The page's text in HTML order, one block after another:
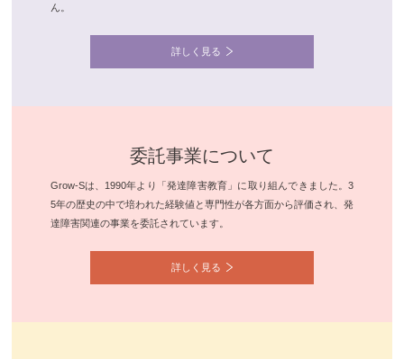
ん。
詳しく見る
委託事業について
Grow-Sは、1990年より「発達障害教育」に取り組んできました。3
5年の歴史の中で培われた経験値と専門性が各方面から評価され、発
達障害関連の事業を委託されています。
詳しく見る